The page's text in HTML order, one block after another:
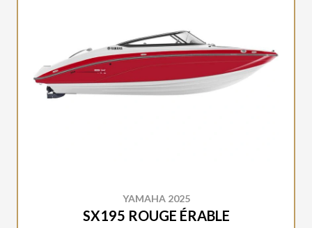
YAMAHA 2025
SX195 ROUGE ÉRABLE